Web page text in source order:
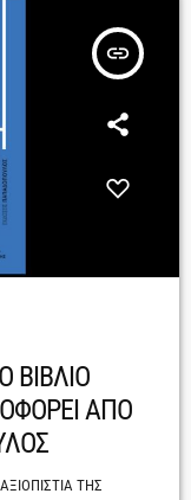
insert_link
ΒΙΒΛΙΟ
ΑΠΟ
ΤΗΣ